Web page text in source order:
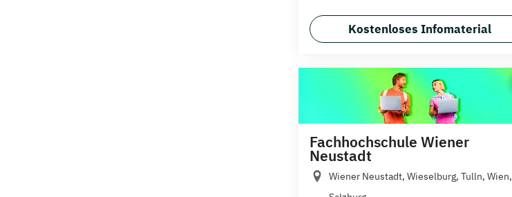
Kostenloses Infomaterial
Fachhochschule Wiener
Neustadt
Wiener Neustadt, Wieselburg, Tulln, Wien,